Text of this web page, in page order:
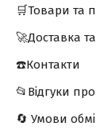
🛒Товари та
🚀Доставка
☎️Контакти
📂Відгуки
🔄 Умови